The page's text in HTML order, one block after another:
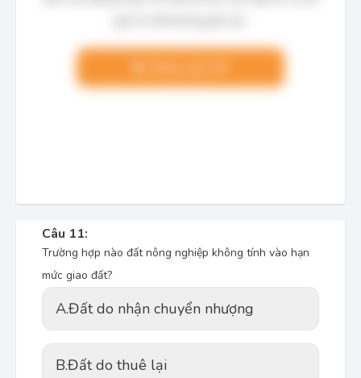
Câu 11:
Trường hợp nào đất nông nghiệp không tính vào hạn
mức giao đất?
A.Đất do nhận chuyển nhượng
B.Đất do thuê lại